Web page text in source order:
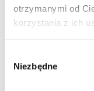
otrzymanymi od
korzystania z ich
zgody
Niezbędne